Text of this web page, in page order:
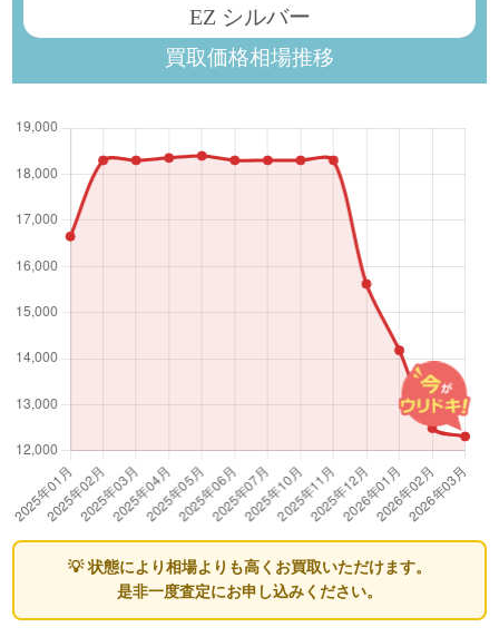
EZ シルバー
買取価格相場推移
💡 状態により相場よりも高くお買取いただけます。
是非一度査定にお申し込みください。